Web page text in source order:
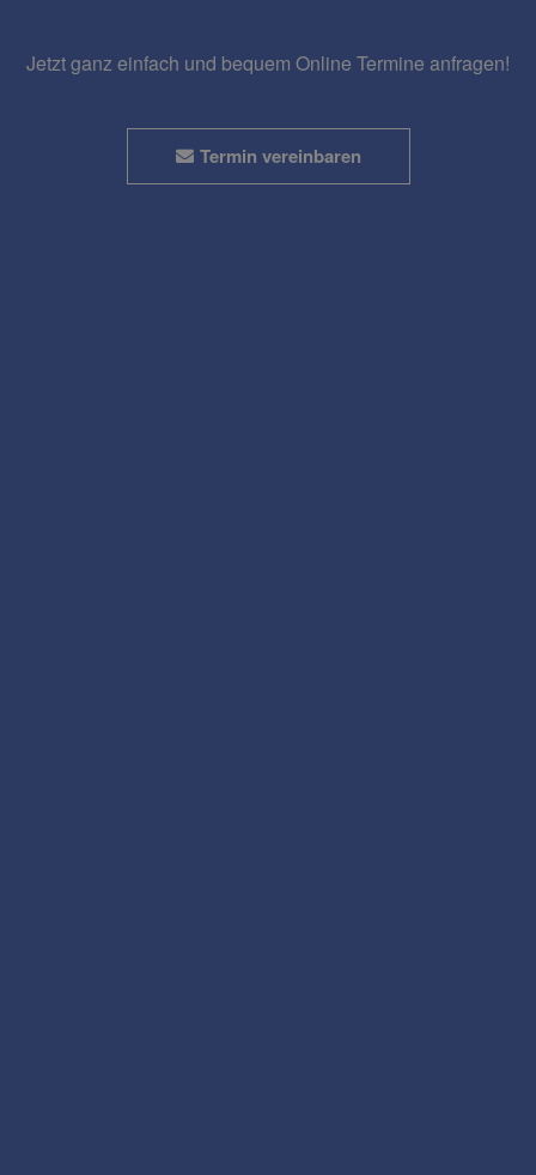
Jetzt ganz einfach und bequem Online Termine anfragen!
Termin vereinbaren